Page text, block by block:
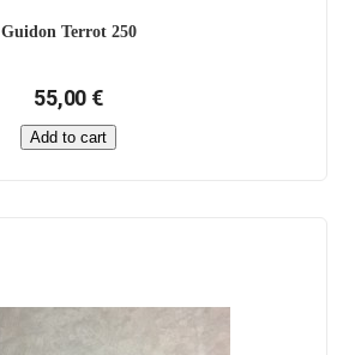
Guidon Terrot 250
55,00 €
Add to cart